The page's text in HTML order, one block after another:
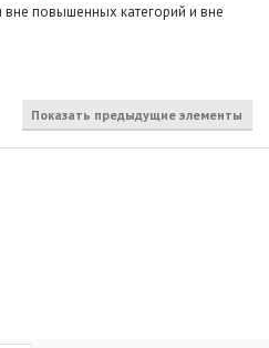
вне повышенных категорий и вне
Показать предыдущие элементы